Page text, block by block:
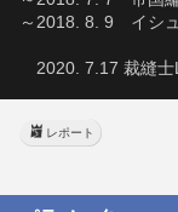
～2018. 8. 9　イシ
2020. 7.17 裁縫士
レポート